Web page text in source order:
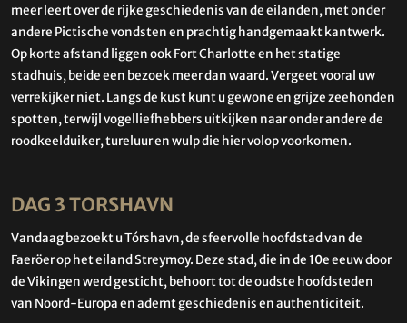
meer leert over de rijke geschiedenis van de eilanden, met onder
andere Pictische vondsten en prachtig handgemaakt kantwerk.
Op korte afstand liggen ook Fort Charlotte en het statige
stadhuis, beide een bezoek meer dan waard. Vergeet vooral uw
verrekijker niet. Langs de kust kunt u gewone en grijze zeehonden
spotten, terwijl vogelliefhebbers uitkijken naar onder andere de
roodkeelduiker, tureluur en wulp die hier volop voorkomen.
DAG 3 TORSHAVN
Vandaag bezoekt u Tórshavn, de sfeervolle hoofdstad van de
Faeröer op het eiland Streymoy. Deze stad, die in de 10e eeuw door
de Vikingen werd gesticht, behoort tot de oudste hoofdsteden
van Noord-Europa en ademt geschiedenis en authenticiteit.